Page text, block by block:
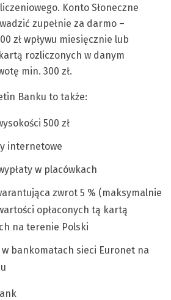
Konto Słoneczne
zupełnie za darmo –
zł wpływu miesięcznie lub
rozliczonych w danym
min. 300 zł.
Banku to także:
500 zł
internetowe
w placówkach
zwrot 5 % (maksymalnie
opłaconych tą kartą
na terenie Polski
w bankomatach sieci Euronet na